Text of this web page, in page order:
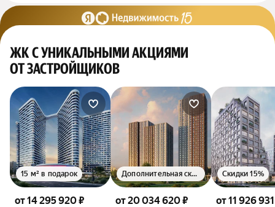
ЖК С УНИКАЛЬНЫМИ АКЦИЯМИ
ОТ ЗАСТРОЙЩИКОВ
от 14 295 920 ₽
15 м² в подарок
от 20 034 620 ₽
Дополнительная скидка 1.5%
от 11 926
Скидки 15%